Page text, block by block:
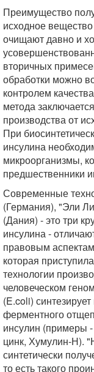
Преимущество
исходное
очищают давно и
вторичных
обработки можно
контролем
метода
производства от
При
инсулина
микроорганизмы,
предшественники
Современные
(Германия), "Эли
(Дания) - это три
инсулина -
правовым
которая
технологии
человеческом
(E.coli)
ферментного
инсулин (примеры
цинк, Хумулин-Н).
синтетически
то есть такого